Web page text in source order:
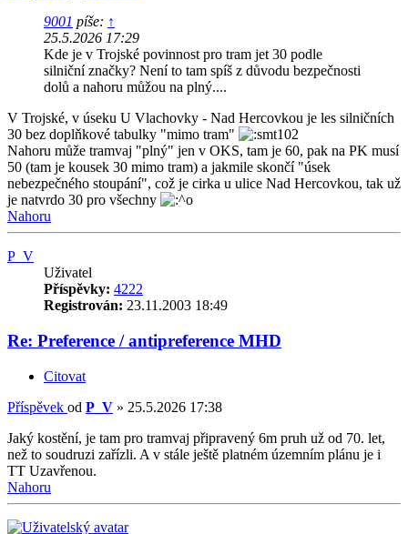
9001 píše: ↑
25.5.2026 17:29
Kde je v Trojské povinnost pro tram jet 30 podle
silniční značky? Není to tam spíš z důvodu bezpečnosti
dolů a nahoru můžou na plný....
V Trojské, v úseku U Vlachovky - Nad Hercovkou je les silničních
30 bez doplňkové tabulky "mimo tram"
Nahoru může tramvaj "plný" jen v OKS, tam je 60, pak na PK musí
50 (tam je kousek 30 mimo tram) a jakmile skončí "úsek
nebezpečného stoupání", což je cirka u ulice Nad Hercovkou, tak už
je natvrdo 30 pro všechny
Nahoru
P_V
Uživatel
Příspěvky: 4222
Registrován: 23.11.2003 18:49
Re: Preference / antipreference MHD
Citovat
Příspěvek od P_V » 25.5.2026 17:38
Jaký kostění, je tam pro tramvaj připravený 6m pruh už od 70. let,
než to soudruzi zařízli. A v stále ještě platném územním plánu je i
TT Uzavřenou.
Nahoru